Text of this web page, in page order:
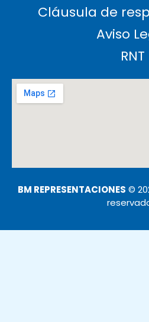
Cláusula de
Aviso
RNT
BM REPRESENTACIONES ©